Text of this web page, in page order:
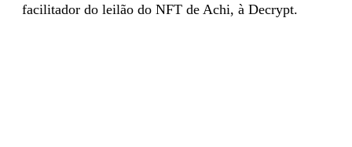
facilitador do leilão do NFT de Achi, à Decrypt.